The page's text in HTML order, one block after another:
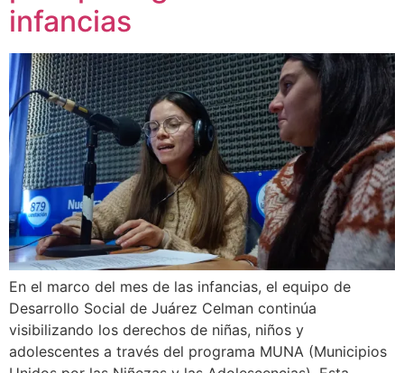
infancias
En el marco del mes de las infancias, el equipo de
Desarrollo Social de Juárez Celman continúa
visibilizando los derechos de niñas, niños y
adolescentes a través del programa MUNA (Municipios